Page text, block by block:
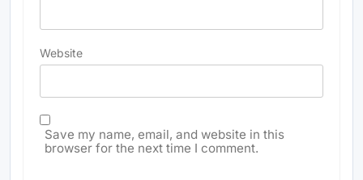
Website
Save my name, email, and website in this
browser for the next time I comment.